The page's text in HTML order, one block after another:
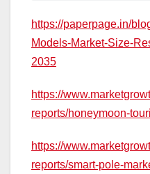
https://paperpage.in/
Models-Market-Size-
2035
https://
reports/honeymoon-
https://
reports/smart-pole-